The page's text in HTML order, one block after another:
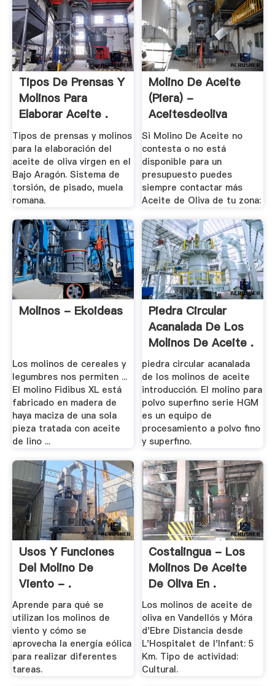
Tipos De Prensas Y
Molinos Para
Elaborar Aceite .
Tipos de prensas y molinos
para la elaboración del
aceite de oliva virgen en el
Bajo Aragón. Sistema de
torsión, de pisado, muela
romana.
Molino De Aceite
(Piera) -
Aceitesdeoliva
Si Molino De Aceite no
contesta o no está
disponible para un
presupuesto puedes
siempre contactar más
Aceite de Oliva de tu zona:
Molinos - Ekoideas
Los molinos de cereales y
legumbres nos permiten ...
El molino Fidibus XL está
fabricado en madera de
haya maciza de una sola
pieza tratada con aceite
de lino ...
Piedra Circular
Acanalada De Los
Molinos De Aceite .
piedra circular acanalada
de los molinos de aceite
introducción. El molino para
polvo superfino serie HGM
es un equipo de
procesamiento a polvo fino
y superfino.
Usos Y Funciones
Del Molino De
Viento - .
Aprende para qué se
utilizan los molinos de
viento y cómo se
aprovecha la energía eólica
para realizar diferentes
tareas.
Costalingua - Los
Molinos De Aceite
De Oliva En .
Los molinos de aceite de
oliva en Vandellós y Móra
d'Ebre Distancia desde
L'Hospitalet de l'Infant: 5
Km. Tipo de actividad:
Cultural.